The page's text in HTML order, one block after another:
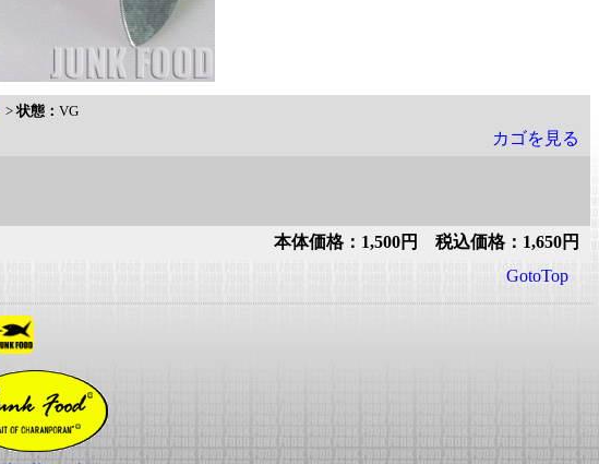
>状態： VG
カゴを見る
本体価格：1,500円 税込価格：1,650円
GotoTop